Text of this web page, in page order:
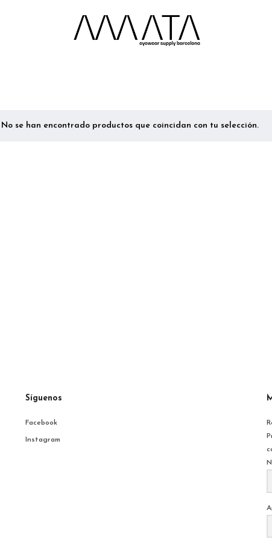
No se han encontrado productos que coincidan con tu selección.
Síguenos
Facebook
Instagram